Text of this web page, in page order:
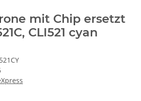
mit Chip ersetzt
CLI521 cyan